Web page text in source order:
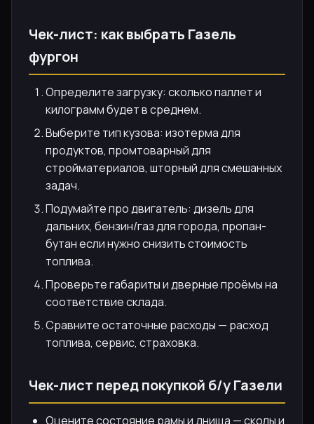
Чек-лист: как выбрать Газель
фургон
Определите загрузку: сколько паллет и
килограмм будет в среднем.
Выберите тип кузова: изотерма для
продуктов, промтоварный для
стройматериалов, шторный для смешанных
задач.
Подумайте про двигатель: дизель для
дальних, бензин/газ для города, пропан-
бутан если нужно снизить стоимость
топлива.
Проверьте габариты и дверные проёмы на
соответствие склада.
Сравните остаточные расходы — расход
топлива, сервис, страховка.
Чек-лист перед покупкой б/у Газели
Оцените состояние рамы и днища — сколы и